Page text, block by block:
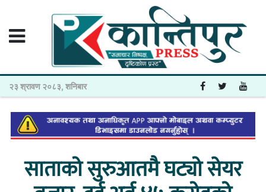
२३ श्रावण २०८३, शनिबार
साताको सुरुआतमै घट्यो सेयर